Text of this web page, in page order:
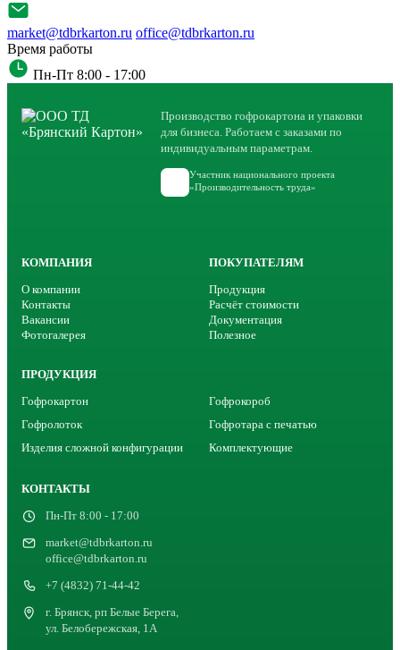
market@tdbrkarton.ru office@tdbrkarton.ru
Время работы
Пн-Пт 8:00 - 17:00
Производство гофрокартона и упаковки
для бизнеса. Работаем с заказами по
индивидуальным параметрам.
Участник национального проекта
«Производительность труда»
КОМПАНИЯ
О компании
Контакты
Вакансии
Фотогалерея
ПОКУПАТЕЛЯМ
Продукция
Расчёт стоимости
Документация
Полезное
ПРОДУКЦИЯ
Гофрокартон
Гофрокороб
Гофролоток
Гофротара с печатью
Изделия сложной конфигурации
Комплектующие
КОНТАКТЫ
Пн-Пт 8:00 - 17:00
market@tdbrkarton.ru
office@tdbrkarton.ru
+7 (4832) 71-44-42
г. Брянск, рп Белые Берега,
ул. Белобережская, 1А